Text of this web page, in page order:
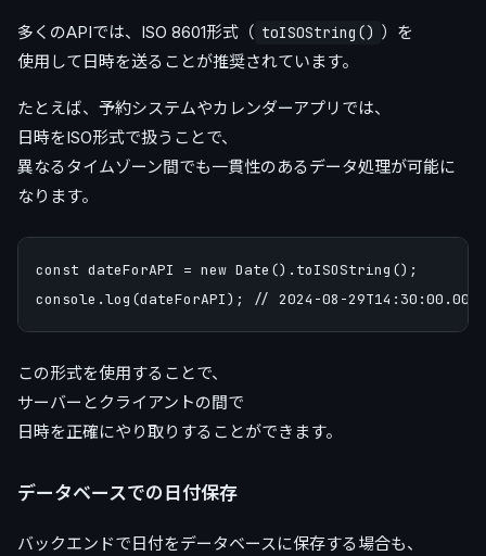
多くのAPIでは、ISO 8601形式（ toISOString() ）を
使用して日時を送ることが推奨されています。
たとえば、予約システムやカレンダーアプリでは、
日時をISO形式で扱うことで、
異なるタイムゾーン間でも一貫性のあるデータ処理が可能に
なります。
const dateForAPI = new Date().toISOString();
この形式を使用することで、
サーバーとクライアントの間で
日時を正確にやり取りすることができます。
データベースでの日付保存
バックエンドで日付をデータベースに保存する場合も、